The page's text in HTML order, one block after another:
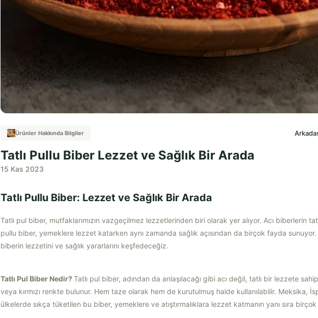
Ürünler Hakkında Bilgiler
Tatlı Pullu Biber Lezzet ve Sağlık Bir Arada
15 Kas 2023
Tatlı Pullu Biber: Lezzet ve Sağlık Bir Arada
Tatlı pul biber, mutfaklarımızın vazgeçilmez lezzetlerinden biri olarak yer alıyor. Acı biberlerin
pullu biber, yemeklere lezzet katarken aynı zamanda sağlık açısından da birçok fayda sunuyor.
biberin lezzetini ve sağlık yararlarını keşfedeceğiz.
Tatlı Pul Biber Nedir? Tatlı pul biber, adından da anlaşılacağı gibi acı değil, tatlı bir lezzete
veya kırmızı renkte bulunur. Hem taze olarak hem de kurutulmuş halde kullanılabilir. Meksika,
ülkelerde sıkça tüketilen bu biber, yemeklere ve atıştırmalıklara lezzet katmanın yanı sıra birçok